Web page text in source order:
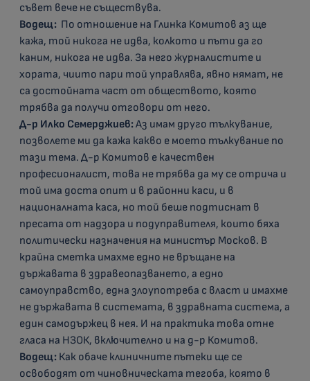
съвет вече не съществува.
Водещ: По отношение на Глинка Комитов аз ще
кажа, той никога не идва, колкото и пъти да го
каним, никога не идва. За него журналистите и
хората, чиито пари той управлява, явно нямат, не
са достойната част от обществото, която
трябва да получи отговори от него.
Д-р Илко Семерджиев:Аз имам друго тълкувание,
позволете ми да кажа какво е моето тълкувание по
тази тема. Д-р Комитов е качествен
професионалист, това не трябва да му се отрича и
той има доста опит и в районни каси, и в
националната каса, но той беше подтиснат в
пресата от надзора и подуправителя, които бяха
политически назначения на министър Москов. В
крайна сметка имахме едно не връщане на
държавата в здравеопазването, а едно
самоуправство, една злоупотреба с власт и имахме
не държавата в системата, в здравната система, а
един самодържец в нея. И на практика това отне
гласа на НЗОК, включително и на д-р Комитов.
Водещ: Как обаче клиничните пътеки ще се
освободят от чиновническата тегоба, която в